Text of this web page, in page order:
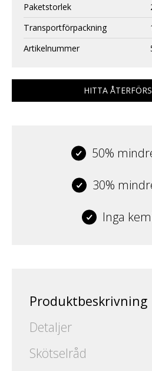
Paketstorlek
Transportförpackning
Artikelnummer
HITTA
50%
30%
Inga
Produktbeskrivning
Detaljer
Skötselråd